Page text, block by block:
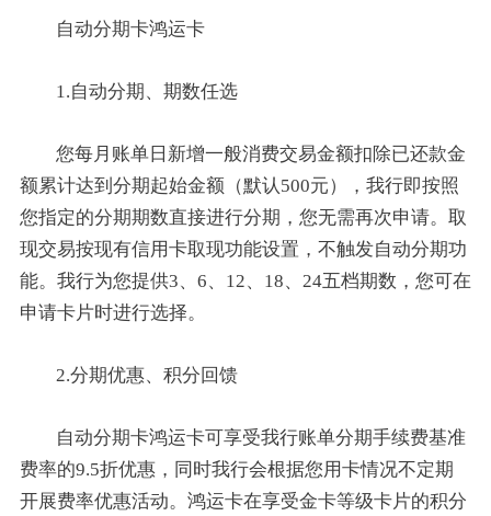
自动分期卡鸿运卡
1.自动分期、期数任选
您每月账单日新增一般消费交易金额扣除已还款金
额累计达到分期起始金额（默认500元），我行即按照
您指定的分期期数直接进行分期，您无需再次申请。取
现交易按现有信用卡取现功能设置，不触发自动分期功
能。我行为您提供3、6、12、18、24五档期数，您可在
申请卡片时进行选择。
2.分期优惠、积分回馈
自动分期卡鸿运卡可享受我行账单分期手续费基准
费率的9.5折优惠，同时我行会根据您用卡情况不定期
开展费率优惠活动。鸿运卡在享受金卡等级卡片的积分